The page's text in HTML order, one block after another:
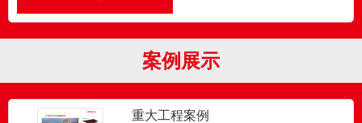
案例展示
重大工程案例